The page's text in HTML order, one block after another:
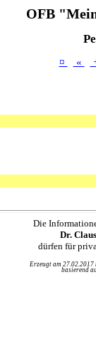
OFB
¤ «
Die
Dr.
dürfen für
Erzeugt am
basierend